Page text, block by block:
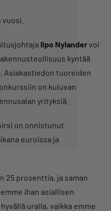
Ilpo Nylandervoi
kyntää
Asiakastiedon tuoreiden
on kuluvan
yrityksiä.
on onnistunut
euroissa ja
25 prosenttia, ja saman
ihan asiallisen
uralla, vaikka emme